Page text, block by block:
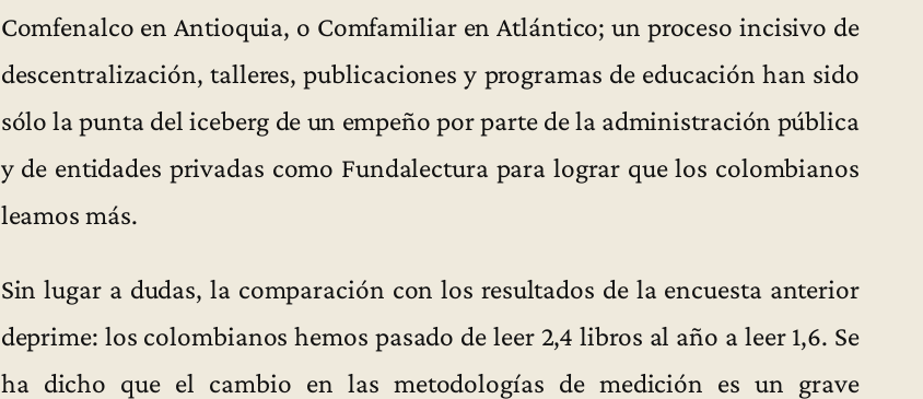
Comfenalco en Antioquia, o Comfamiliar en Atlántico; un proceso incisivo de
descentralización, talleres, publicaciones y programas de educación han sido
sólo la punta del iceberg de un empeño por parte de la administración pública
y de entidades privadas como Fundalectura para lograr que los colombianos
leamos más.
Sin lugar a dudas, la comparación con los resultados de la encuesta anterior
deprime: los colombianos hemos pasado de leer 2,4 libros al año a leer 1,6. Se
ha dicho que el cambio en las metodologías de medición es un grave